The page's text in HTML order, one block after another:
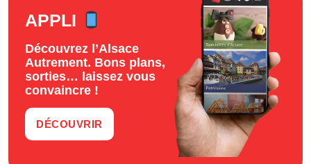
APPLI
Découvrez l’Alsace
Autrement. Bons plans,
sorties… laissez vous
convaincre !
DÉCOUVRIR